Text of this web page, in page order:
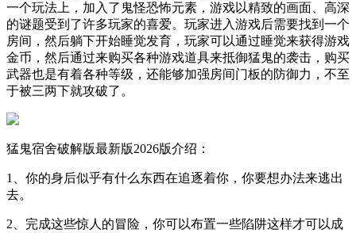
一个玩法上，加入了鬼怪恐怖元素，游戏以精致的画面、高深
的谜题受到了许多玩家的喜爱。玩家进入游戏后需要找到一个
房间，然后躺下开始睡觉发育，玩家可以通过睡觉来获得游戏
金币，然后通过来购买各种游戏道具来抵御猛鬼的袭击，购买
武器也是有着各种等级，还能够加强房间门板的防御力，不至
于被三两下就攻破了。
猛鬼宿舍破解版最新版2026版介绍：
1、你的身后似乎有什么东西在追逐着你，你要想办法来逃出
去。
2、完成这些惊人的冒险，你可以布置一些陷阱这样才可以成